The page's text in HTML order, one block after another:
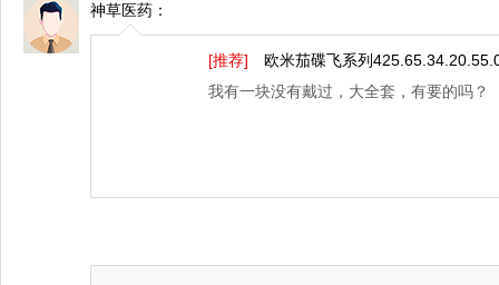
神草医药：
◆
◆
[推荐]
欧米茄碟飞系列
我有一块没有戴过，大全套，有要的吗？